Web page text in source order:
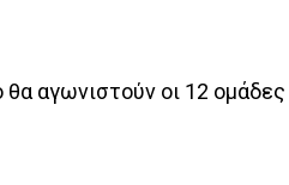
αγωνιστούν οι 12